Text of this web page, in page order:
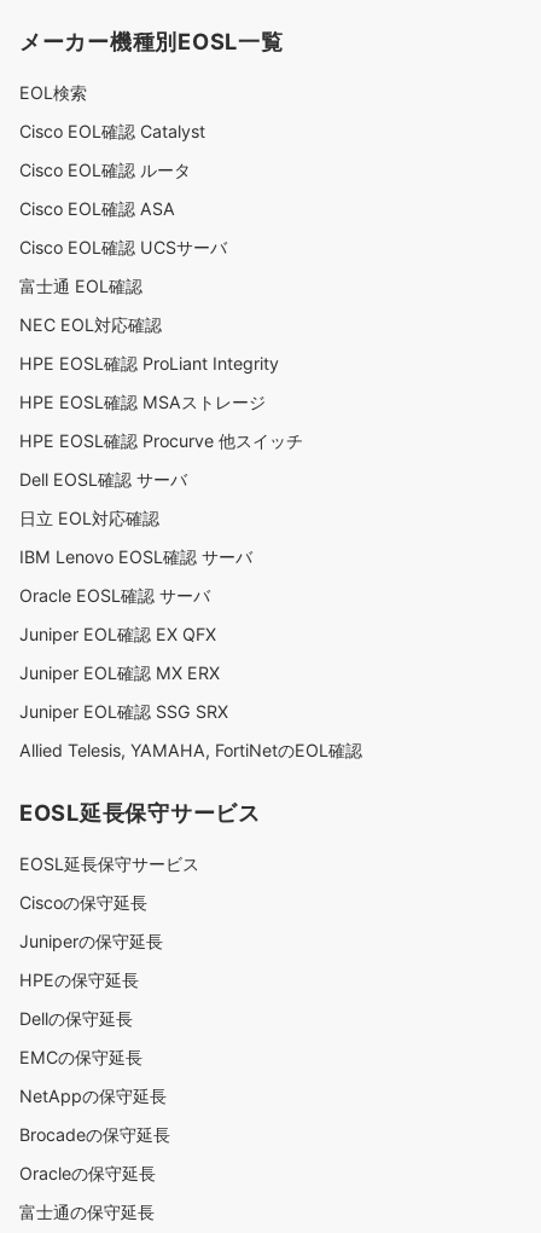
メーカー機種別EOSL一覧
EOL検索
Cisco EOL確認 Catalyst
Cisco EOL確認 ルータ
Cisco EOL確認 ASA
Cisco EOL確認 UCSサーバ
富士通 EOL確認
NEC EOL対応確認
HPE EOSL確認 ProLiant Integrity
HPE EOSL確認 MSAストレージ
HPE EOSL確認 Procurve 他スイッチ
Dell EOSL確認 サーバ
日立 EOL対応確認
IBM Lenovo EOSL確認 サーバ
Oracle EOSL確認 サーバ
Juniper EOL確認 EX QFX
Juniper EOL確認 MX ERX
Juniper EOL確認 SSG SRX
Allied Telesis, YAMAHA, FortiNetのEOL確認
EOSL延長保守サービス
EOSL延長保守サービス
Ciscoの保守延長
Juniperの保守延長
HPEの保守延長
Dellの保守延長
EMCの保守延長
NetAppの保守延長
Brocadeの保守延長
Oracleの保守延長
富士通の保守延長